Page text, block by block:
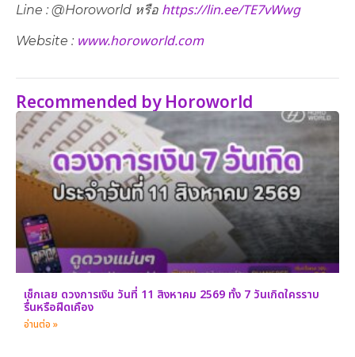
Line : @Horoworld หรือ https://lin.ee/TE7vWwg
Website : www.horoworld.com
Recommended by Horoworld
เช็กเลย ดวงการเงิน วันที่ 11 สิงหาคม 2569 ทั้ง 7 วันเกิดใครราบ
รื่นหรือฝืดเคือง
อ่านต่อ »